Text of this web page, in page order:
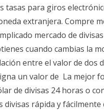
tasas para giros
extranjera. Compre
mercado de
cuando cambias la
entre el valor de dos
un valor de La mejor
de divisas 24 horas o
divisas rápida y